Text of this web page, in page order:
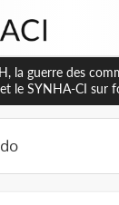
2026,
plus apaisé